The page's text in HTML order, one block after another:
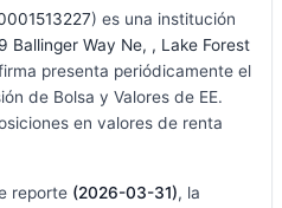
) es una institución
Ballinger Way Ne, , Lake Forest
presenta periódicamente el
de Bolsa y Valores de EE.
en valores de renta
reporte (2026-03-31), la